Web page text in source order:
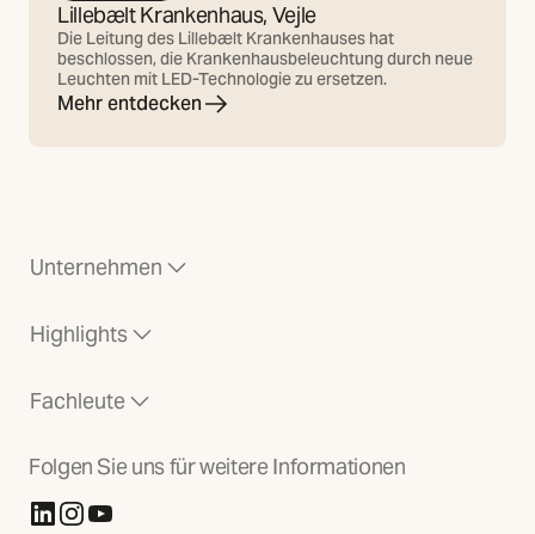
Lillebælt Krankenhaus, Vejle
Die Leitung des Lillebælt Krankenhauses hat
beschlossen, die Krankenhausbeleuchtung durch neue
Leuchten mit LED-Technologie zu ersetzen.
Mehr entdecken
Unternehmen
Highlights
Fachleute
Folgen Sie uns für weitere Informationen
(Öffnet in neuer Registerkarte)
(Öffnet in neuer Registerkarte)
(Öffnet in neuer Registerkarte)